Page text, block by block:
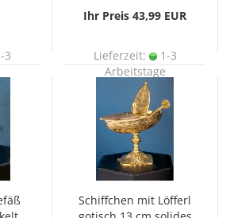
3
Ihr Preis 43,99 EUR
Lieferzeit:
1-3
Arbeitstage
Schiffchen mit Löfferl